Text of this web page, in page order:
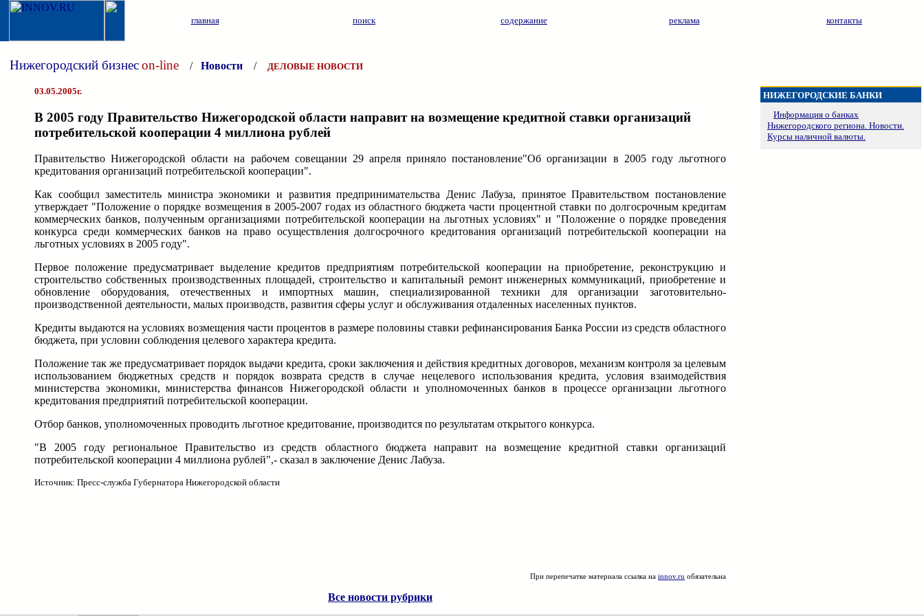
главная поиск содержание реклама контакты
Нижегородский бизнесon-line / Новости / ДЕЛОВЫЕ НОВОСТИ
03.05.2005г.
В 2005 году Правительство Нижегородской области направит на возмещение кредитной ставки организаций
потребительской кооперации 4 миллиона рублей
Правительство Нижегородской области на рабочем совещании 29 апреля приняло постановление"Об организации в 2005 году льготного
кредитования организаций потребительской кооперации".
Как сообщил заместитель министра экономики и развития предпринимательства Денис Лабуза, принятое Правительством постановление
утверждает "Положение о порядке возмещения в 2005-2007 годах из областного бюджета части процентной ставки по долгосрочным кредитам
коммерческих банков, полученным организациями потребительской кооперации на льготных условиях" и "Положение о порядке проведения
конкурса среди коммерческих банков на право осуществления долгосрочного кредитования организаций потребительской кооперации на
льготных условиях в 2005 году".
Первое положение предусматривает выделение кредитов предприятиям потребительской кооперации на приобретение, реконструкцию и
строительство собственных производственных площадей, строительство и капитальный ремонт инженерных коммуникаций, приобретение и
обновление оборудования, отечественных и импортных машин, специализированной техники для организации заготовительно-
производственной деятельности, малых производств, развития сферы услуг и обслуживания отдаленных населенных пунктов.
Кредиты выдаются на условиях возмещения части процентов в размере половины ставки рефинансирования Банка России из средств областного
бюджета, при условии соблюдения целевого характера кредита.
Положение так же предусматривает порядок выдачи кредита, сроки заключения и действия кредитных договоров, механизм контроля за целевым
использованием бюджетных средств и порядок возврата средств в случае нецелевого использования кредита, условия взаимодействия
министерства экономики, министерства финансов Нижегородской области и уполномоченных банков в процессе организации льготного
кредитования предприятий потребительской кооперации.
Отбор банков, уполномоченных проводить льготное кредитование, производится по результатам открытого конкурса.
"В 2005 году региональное Правительство из средств областного бюджета направит на возмещение кредитной ставки организаций
потребительской кооперации 4 миллиона рублей",- сказал в заключение Денис Лабуза.
Источник: Пресс-служба Губернатора Нижегородской области
При перепечатке материала ссылка на innov.ru обязательна
Все новости рубрики
НИЖЕГОРОДСКИЕ БАНКИ
Информация о банках
Нижегородского региона. Новости.
Курсы наличной валюты.